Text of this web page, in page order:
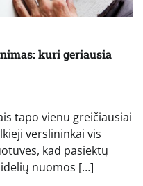
kuri geriausia
tapo vienu greičiausiai
verslininkai vis
kad pasiektų
nuomos […]